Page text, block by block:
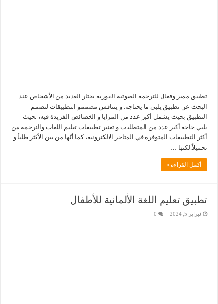
تطبيق مميز وفعال للترجمة الصوتية الفورية يحتار العديد من الأشخاص عند
البحث عن تطبيق يلبي ما يحتاجه. و يتنافس مصممو التطبيقات لتصمم
التطبيق بحيث يشمل أكبر عدد من المزايا و الخصائص الفريدة فيه، بحيث
يلبي حاجة أكبر عدد من المتطلبات.و تعتبر تطبيقات تعليم اللغات والترجمة من
أكثر التطبيقات المتوفرة في المتاجر الالكترونية، كما أنّها من بين الأكثر طلباً و
تحميلاً.لكنها …
أكمل القراءة »
تطبيق تعليم اللغة الألمانية للأطفال
فبراير 5, 2024 0